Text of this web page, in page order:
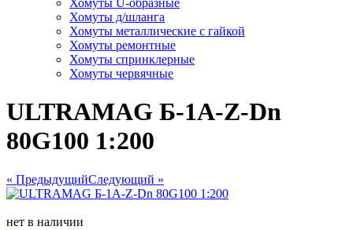
Хомуты U-образные
Хомуты д/шланга
Хомуты металлические с гайкой
Хомуты ремонтные
Хомуты спринклерные
Хомуты червячные
ULTRAMAG Б-1А-Z-Dn
80G100 1:200
« ПредыдущийСледующий »
нет в наличии